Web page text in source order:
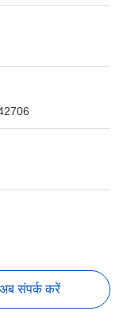
अब संपर्क करें